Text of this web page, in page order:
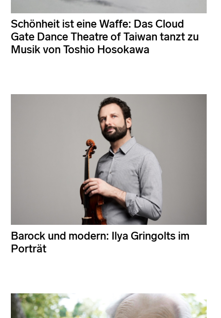
Schönheit ist eine Waffe: Das Cloud
Gate Dance Theatre of Taiwan tanzt zu
Musik von Toshio Hosokawa
Barock und modern: Ilya Gringolts im
Porträt